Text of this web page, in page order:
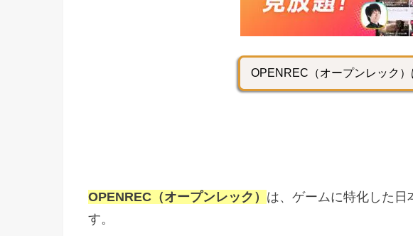
OPENREC（オープンレック
OPENREC（オープンレック） は、ゲームに特化した
す。